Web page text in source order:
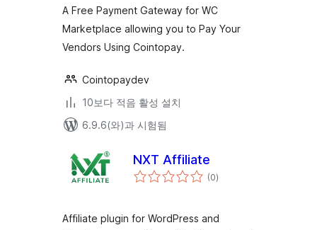
점
A Free Payment Gateway for WC
Marketplace allowing you to Pay Your
Vendors Using Cointopay.
Cointopaydev
10보다 적음 활성 설치
6.9.6(와)과 시험됨
NXT Affiliate
(0전
체)
Affiliate plugin for WordPress and